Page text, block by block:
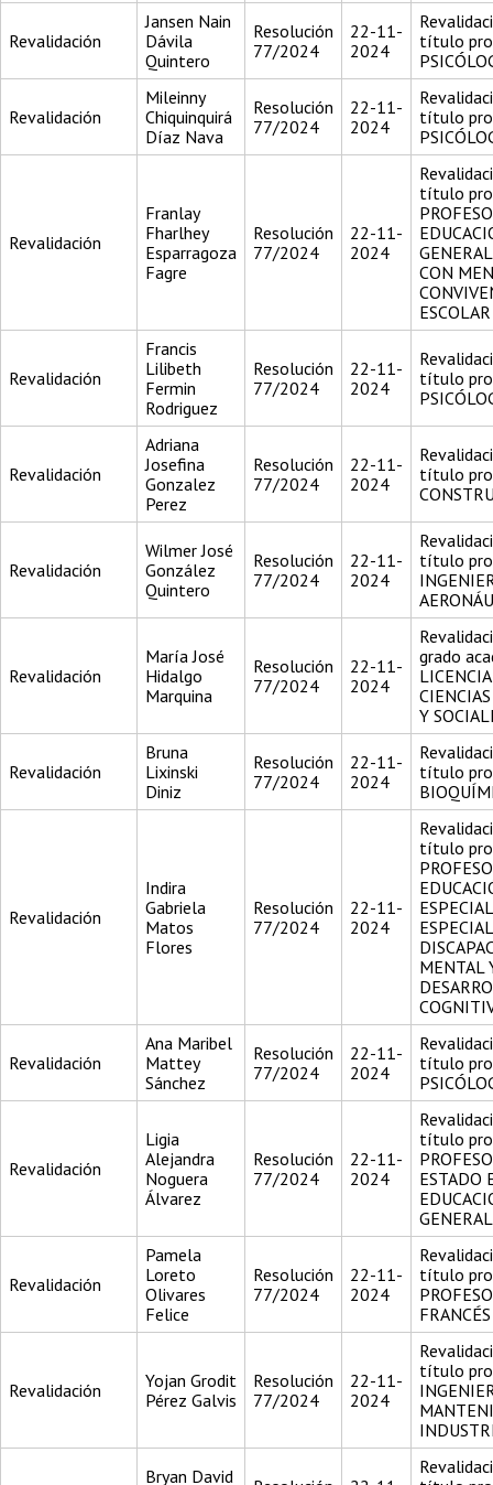
Revalidación
Jansen Nain
Dávila
Quintero
Resolución
77/2024
22-11-
2024
título
Revalidación
Mileinny
Chiquinquirá
Díaz Nava
Resolución
77/2024
22-11-
2024
título
Revalidación
Franlay
Fharlhey
Esparragoza
Fagre
Resolución
77/2024
22-11-
2024
título
CON
ESCOLAR
Revalidación
Francis
Lilibeth
Fermin
Rodriguez
Resolución
77/2024
22-11-
2024
título
Revalidación
Adriana
Josefina
Gonzalez
Perez
Resolución
77/2024
22-11-
2024
título
Revalidación
Wilmer José
González
Quintero
Resolución
77/2024
22-11-
2024
título
Revalidación
María José
Hidalgo
Marquina
Resolución
77/2024
22-11-
2024
grado
Y
Revalidación
Bruna
Lixinski
Diniz
Resolución
77/2024
22-11-
2024
título
Revalidación
Indira
Gabriela
Matos
Flores
Resolución
77/2024
22-11-
2024
título
MENTAL
Revalidación
Ana Maribel
Mattey
Sánchez
Resolución
77/2024
22-11-
2024
título
Revalidación
Ligia
Alejandra
Noguera
Álvarez
Resolución
77/2024
22-11-
2024
título
ESTADO
Revalidación
Pamela
Loreto
Olivares
Felice
Resolución
77/2024
22-11-
2024
título
FRANCÉS
Revalidación
Yojan Grodit
Pérez Galvis
Resolución
77/2024
22-11-
2024
título
Bryan David